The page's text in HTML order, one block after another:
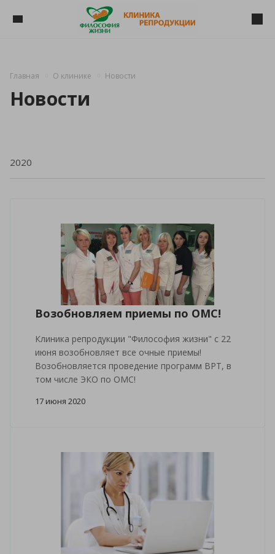
Главная О клинике Новости
Новости
Возобновляем приемы по ОМС!
Клиника репродукции "Философия жизни" с 22
июня возобновляет все очные приемы!
Возобновляется проведение программ ВРТ, в
том числе ЭКО по ОМС!
17 июня 2020